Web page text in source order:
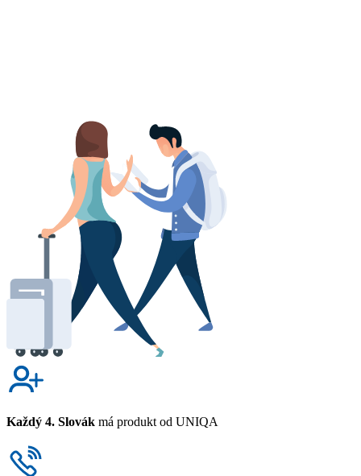
Každý 4. Slovák má produkt od UNIQA